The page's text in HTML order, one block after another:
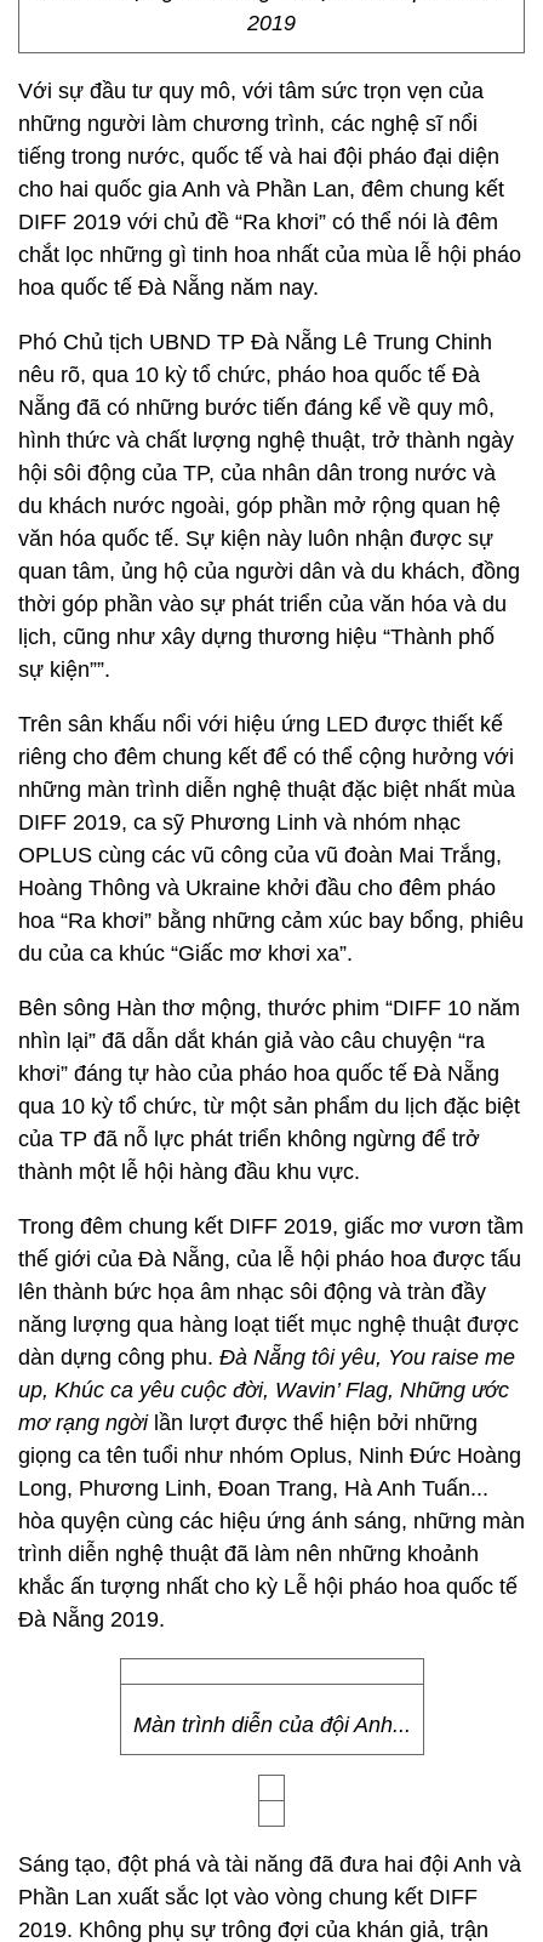
2019
Với sự đầu tư quy mô, với tâm sức trọn vẹn của
những người làm chương trình, các nghệ sĩ nổi
tiếng trong nước, quốc tế và hai đội pháo đại diện
cho hai quốc gia Anh và Phần Lan, đêm chung kết
DIFF 2019 với chủ đề “Ra khơi” có thể nói là đêm
chắt lọc những gì tinh hoa nhất của mùa lễ hội pháo
hoa quốc tế Đà Nẵng năm nay.
Phó Chủ tịch UBND TP Đà Nẵng Lê Trung Chinh
nêu rõ, qua 10 kỳ tổ chức, pháo hoa quốc tế Đà
Nẵng đã có những bước tiến đáng kể về quy mô,
hình thức và chất lượng nghệ thuật, trở thành ngày
hội sôi động của TP, của nhân dân trong nước và
du khách nước ngoài, góp phần mở rộng quan hệ
văn hóa quốc tế. Sự kiện này luôn nhận được sự
quan tâm, ủng hộ của người dân và du khách, đồng
thời góp phần vào sự phát triển của văn hóa và du
lịch, cũng như xây dựng thương hiệu “Thành phố
sự kiện””.
Trên sân khấu nổi với hiệu ứng LED được thiết kế
riêng cho đêm chung kết để có thể cộng hưởng với
những màn trình diễn nghệ thuật đặc biệt nhất mùa
DIFF 2019, ca sỹ Phương Linh và nhóm nhạc
OPLUS cùng các vũ công của vũ đoàn Mai Trắng,
Hoàng Thông và Ukraine khởi đầu cho đêm pháo
hoa “Ra khơi” bằng những cảm xúc bay bổng, phiêu
du của ca khúc “Giấc mơ khơi xa”.
Bên sông Hàn thơ mộng, thước phim “DIFF 10 năm
nhìn lại” đã dẫn dắt khán giả vào câu chuyện “ra
khơi” đáng tự hào của pháo hoa quốc tế Đà Nẵng
qua 10 kỳ tổ chức, từ một sản phẩm du lịch đặc biệt
của TP đã nỗ lực phát triển không ngừng để trở
thành một lễ hội hàng đầu khu vực.
Trong đêm chung kết DIFF 2019, giấc mơ vươn tầm
thế giới của Đà Nẵng, của lễ hội pháo hoa được tấu
lên thành bức họa âm nhạc sôi động và tràn đầy
năng lượng qua hàng loạt tiết mục nghệ thuật được
dàn dựng công phu. Đà Nẵng tôi yêu, You raise me
up, Khúc ca yêu cuộc đời, Wavin’ Flag, Những ước
mơ rạng ngờilần lượt được thể hiện bởi những
giọng ca tên tuổi như nhóm Oplus, Ninh Đức Hoàng
Long, Phương Linh, Đoan Trang, Hà Anh Tuấn...
hòa quyện cùng các hiệu ứng ánh sáng, những màn
trình diễn nghệ thuật đã làm nên những khoảnh
khắc ấn tượng nhất cho kỳ Lễ hội pháo hoa quốc tế
Đà Nẵng 2019.
Màn trình diễn của đội Anh...
Sáng tạo, đột phá và tài năng đã đưa hai đội Anh và
Phần Lan xuất sắc lọt vào vòng chung kết DIFF
2019. Không phụ sự trông đợi của khán giả, trận